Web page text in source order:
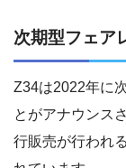
次期型フェア
Z34は2022年に
とがアナウンス
行販売が行われ